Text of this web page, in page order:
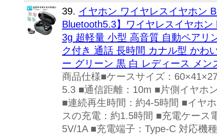
39. イヤホン ワイヤレスイヤホン
Bluetooth5.3】ワイヤレスイヤホ
3g 超軽量 小型 高音質 自動ペアリ
ク付き 通話 長時間 カナル型 かわ
ー グリーン 黒 白 レディース メン
商品仕様■ケースサイズ：
5.3 ■通信距離：10m ■片側イヤホ
■連続再生時間：約4-5時間 ■イヤ
スの充電：約1.5時間 ■充電ケース
5V/1A ■充電端子：Type-C 対応機